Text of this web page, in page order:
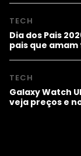
TECH
Dia dos Pais
pais que
TECH
Galaxy Watch
veja preços e